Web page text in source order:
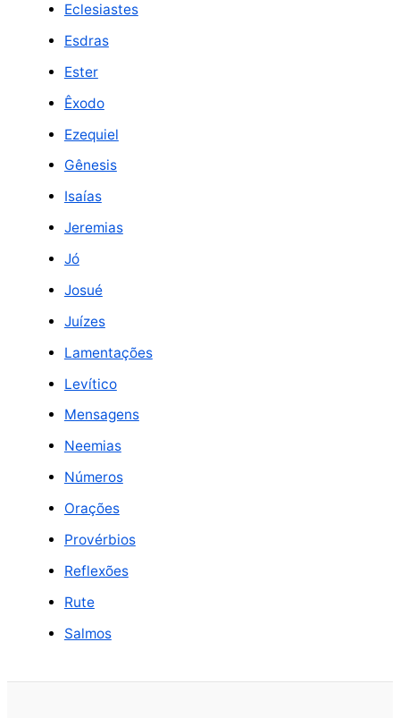
Eclesiastes
Esdras
Ester
Êxodo
Ezequiel
Gênesis
Isaías
Jeremias
Jó
Josué
Juízes
Lamentações
Levítico
Mensagens
Neemias
Números
Orações
Provérbios
Reflexões
Rute
Salmos